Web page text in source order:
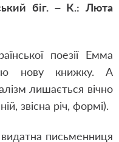
біг. – К.: Люта
поезії Емма
нову книжку. А
лишається вічно
звісна річ, формі).
письменниця